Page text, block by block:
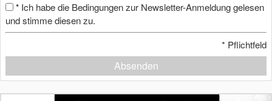
* Ich habe die Bedingungen zur Newsletter-Anmeldung gelesen
und stimme diesen zu.
* Pflichtfeld
Absenden